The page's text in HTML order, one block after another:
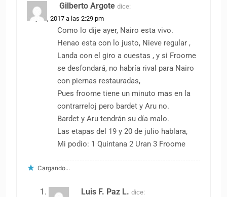
Gilberto Argote dice:
14 julio, 2017 a las 2:29 pm
Como lo dije ayer, Nairo esta vivo.
Henao esta con lo justo, Nieve regular ,
Landa con el giro a cuestas , y si Froome
se desfondará, no habría rival para Nairo
con piernas restauradas,
Pues froome tiene un minuto mas en la
contrarreloj pero bardet y Aru no.
Bardet y Aru tendrán su día malo.
Las etapas del 19 y 20 de julio hablara,
Mi podio: 1 Quintana 2 Uran 3 Froome
Cargando...
Luis F. Paz L. dice: